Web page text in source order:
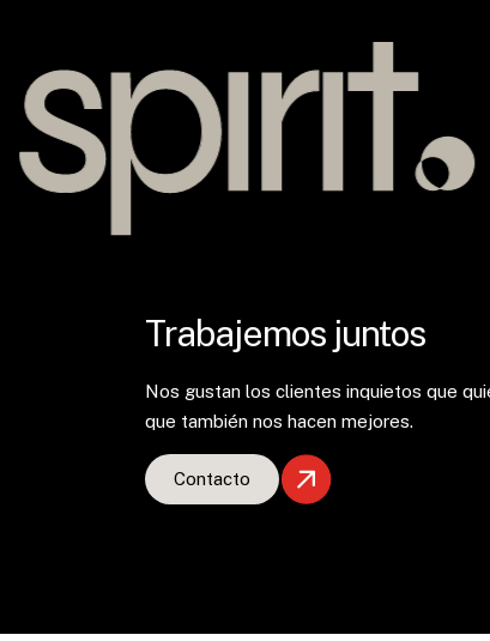
Trabajemos juntos
Nos gustan los clientes inquietos que
que también nos hacen mejores.
Contacto